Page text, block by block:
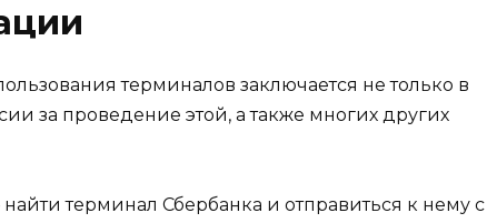
терминалов заключается не только в
за проведение этой, а также многих других
терминал Сбербанка и отправиться к нему с